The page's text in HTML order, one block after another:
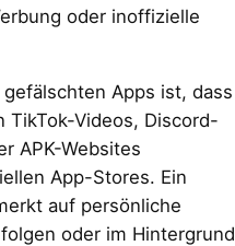
oder inoffizielle
Apps ist, dass
Videos, Discord-
APK-Websites
App-Stores. Ein
auf persönliche
oder im Hintergrund